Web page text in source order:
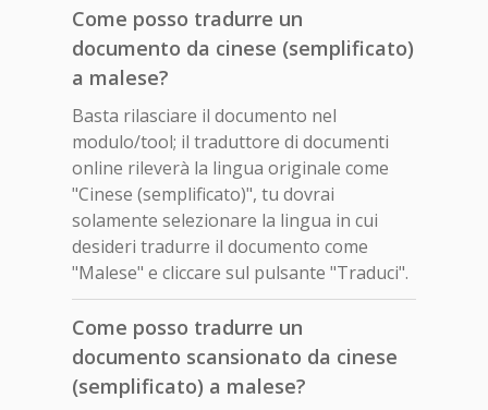
Come posso tradurre un
documento da cinese (semplificato)
a malese?
Basta rilasciare il documento nel
modulo/tool; il traduttore di documenti
online rileverà la lingua originale come
"Cinese (semplificato)", tu dovrai
solamente selezionare la lingua in cui
desideri tradurre il documento come
"Malese" e cliccare sul pulsante "Traduci".
Come posso tradurre un
documento scansionato da cinese
(semplificato) a malese?